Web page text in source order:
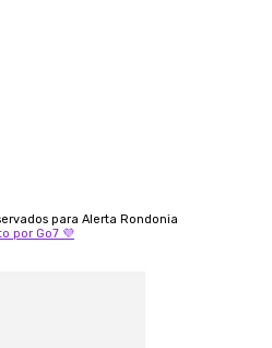
para Alerta Rondonia
por Go7 💜